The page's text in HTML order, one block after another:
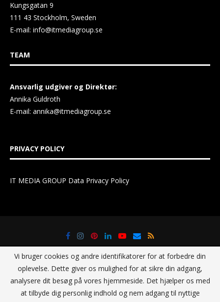
Kungsgatan 9
111 43 Stockholm, Sweden
E-mail: info@itmediagroup.se
TEAM
Ansvarlig udgiver og Direktør:
Annika Guldroth
E-mail: annika@itmediagroup.se
PRIVACY POLICY
IT MEDIA GROUP Data Privacy Policy
Vi bruger cookies og andre identifikatorer for at forbedre din
oplevelse. Dette giver os mulighed for at sikre din adgang,
analysere dit besøg på vores hjemmeside. Det hjælper os med
at tilbyde dig personlig indhold og nem adgang til nyttige